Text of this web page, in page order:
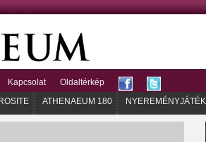
Kapcsolat
Oldaltérkép
ATHENAEUM 180 NYEREMÉNYJÁTÉK